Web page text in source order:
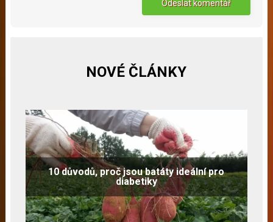
NOVÉ ČLÁNKY
10 důvodů, proč jsou batáty ideální pro
diabetiky